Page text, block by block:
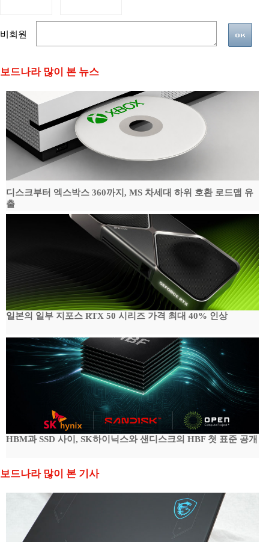
비회원
보드나라 많이 본 뉴스
디스크부터 엑스박스 360까지, MS 차세대 하위 호환 로드맵 유
출
일본의 일부 지포스 RTX 50 시리즈 가격 최대 40% 인상
HBM과 SSD 사이, SK하이닉스와 샌디스크의 HBF 첫 표준 공개
보드나라 많이 본 기사